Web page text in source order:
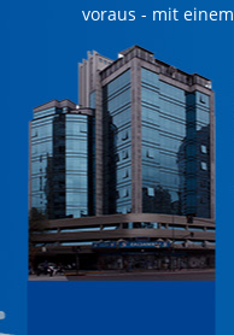
voraus - mit einem